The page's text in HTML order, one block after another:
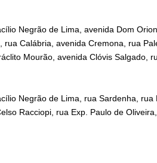
Negrão de Lima, avenida Dom
rua Calábria, avenida Cremona, rua
Mourão, avenida Clóvis Salgado,
Negrão de Lima, rua Sardenha,
Racciopi, rua Exp. Paulo de